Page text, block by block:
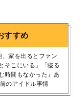
すすめ
、家を出るとファン
そこにいる」「寝る
時間もなかった」あ
のアイドル事情